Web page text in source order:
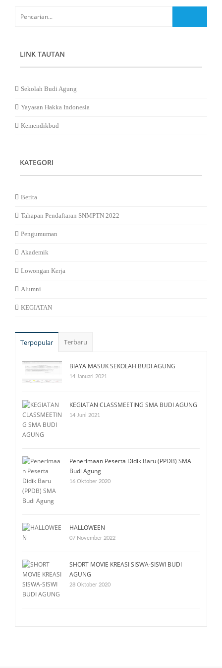
n
LINK TAUTAN
Sekolah Budi Agung
Yayasan Hakka Indonesia
Kemendikbud
KATEGORI
Berita
Tahapan Pendaftaran SNMPTN 2022
Pengumuman
Akademik
Lowongan Kerja
Alumni
KEGIATAN
Terpopular Terbaru
BIAYA MASUK SEKOLAH BUDI AGUNG
14 Januari 2021
KEGIATAN CLASSMEETING SMA BUDI AGUNG
14 Juni 2021
Penerimaan Peserta Didik Baru (PPDB) SMA
Budi Agung
16 Oktober 2020
HALLOWEEN
07 November 2022
SHORT MOVIE KREASI SISWA-SISWI BUDI
AGUNG
28 Oktober 2020